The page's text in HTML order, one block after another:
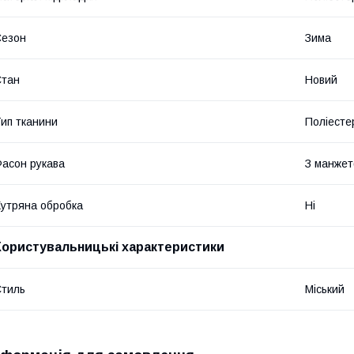
Зима
Новий
тканини
рукава З
обробка Ні
характеристики
Міський